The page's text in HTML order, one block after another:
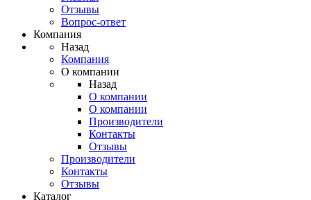
Отзывы
Вопрос-ответ
Компания
Назад
Компания
О компании
Назад
О компании
О компании
Производители
Контакты
Отзывы
Производители
Контакты
Отзывы
Каталог